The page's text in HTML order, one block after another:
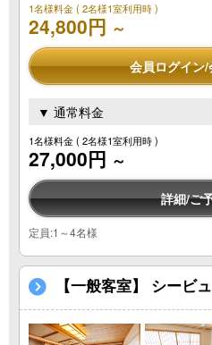
1名様料金( 2名様1室利用時 )
24,800円 ～
会員ログイン
▼ 通常料金
1名様料金( 2名様1室利用時 )
27,000円 ～
詳細/ご
定員:1～4名様
【一般客室】 シービ